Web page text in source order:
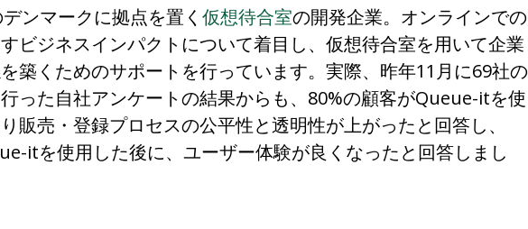
ンマークに拠点を置く 仮想待合室の開発企業。オンラインでの
ビジネスインパクトについて着目し、仮想待合室を用いて企業
築くためのサポートを行っています。実際、昨年11月に69社の
った自社アンケートの結果からも、80%の顧客がQueue-itを使
販売・登録プロセスの公平性と透明性が上がったと回答し、
itを使用した後に、ユーザー体験が良くなったと回答しまし